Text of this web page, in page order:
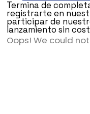
Termina de
registrarte en
participar de
lanzamiento sin
Oops! We could